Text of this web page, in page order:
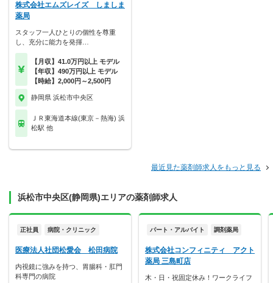
株式会社エムズレイズ しましま
薬局
スタッフ一人ひとりの個性を尊重
し、充分に能力を発揮…
【月収】41.0万円以上 モデル
【年収】490万円以上 モデル
【時給】2,000円～2,500円
静岡県 浜松市中央区
ＪＲ東海道本線(東京－熱海) 浜
松駅 他
最近見た薬剤師求人をもっと見る
浜松市中央区(静岡県)エリアの薬剤師求人
正社員 病院・クリニック
医療法人社団松愛会 松田病院
内視鏡に強みを持つ、胃腸科・肛門
科専門の病院
パート・アルバイト 調剤薬局
株式会社コンフィニティ アクト
薬局 三島町店
木・日・祝固定休み！ワークライフ